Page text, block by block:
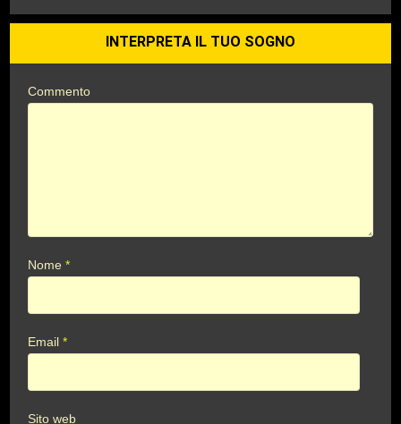
INTERPRETA IL TUO SOGNO
Commento
Nome*
Email*
Sito web